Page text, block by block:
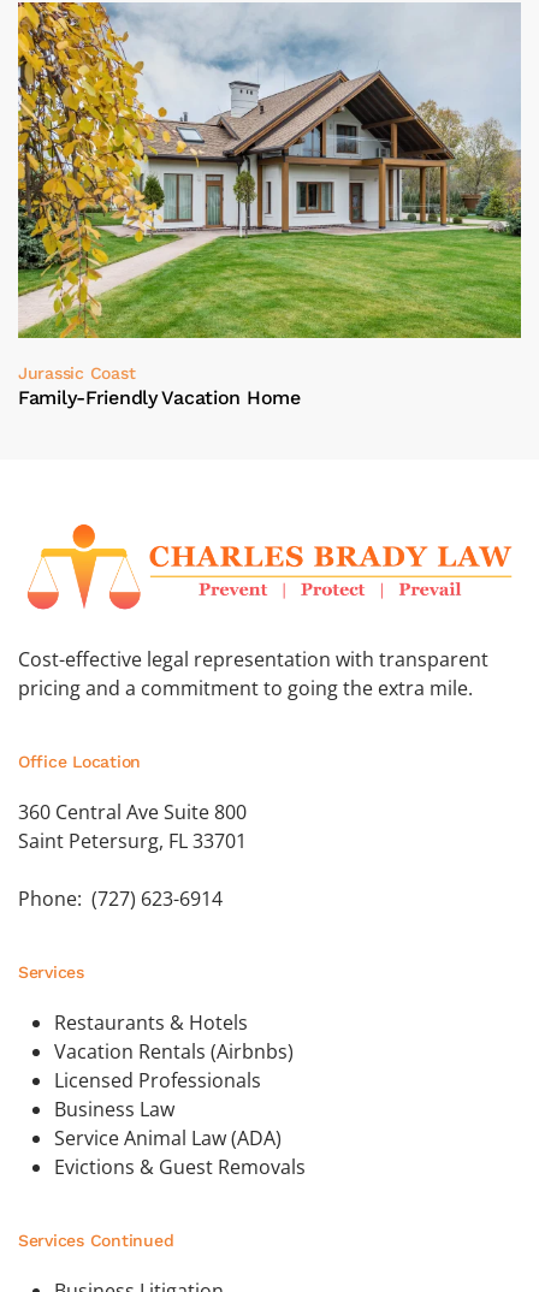
Jurassic Coast
Family-Friendly Vacation Home
Cost-effective legal representation with transparent
pricing and a commitment to going the extra mile.
Office Location
360 Central Ave Suite 800
Saint Petersurg, FL 33701
Phone: (727) 623-6914
Services
Restaurants & Hotels
Vacation Rentals (Airbnbs)
Licensed Professionals
Business Law
Service Animal Law (ADA)
Evictions & Guest Removals
Services Continued